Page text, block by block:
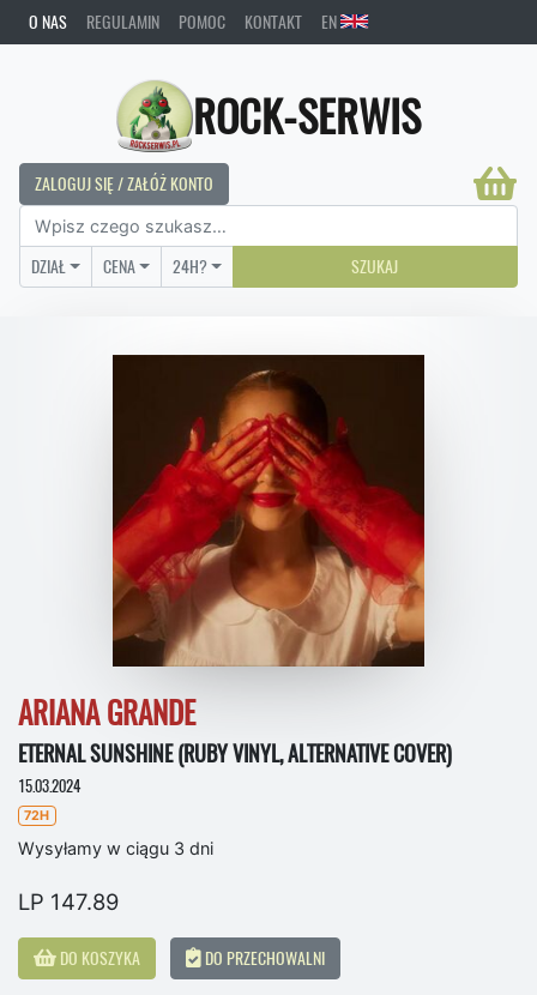
O NAS REGULAMIN POMOC KONTAKT EN
ROCK-SERWIS
ZALOGUJ SIĘ / ZAŁÓŻ KONTO
DZIAŁ CENA 24H? SZUKAJ
ARIANA GRANDE
ETERNAL SUNSHINE (RUBY VINYL, ALTERNATIVE COVER)
15.03.2024
72H
Wysyłamy w ciągu 3 dni
LP 147.89
DO KOSZYKA DO PRZECHOWALNI